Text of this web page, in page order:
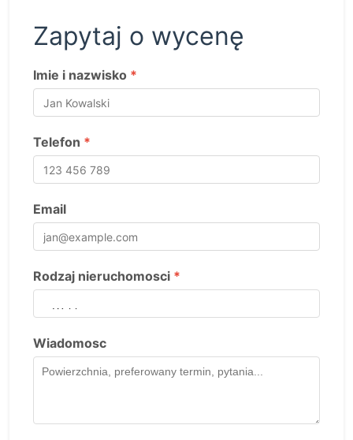
Zapytaj o wycenę
Imie i nazwisko *
Telefon *
Email
Rodzaj nieruchomosci *
Wiadomosc